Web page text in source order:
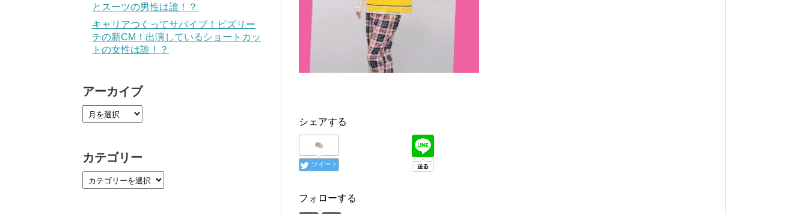
シェアする
ツイート
フォローする
とスーツの男性は誰！？
キャリアつくってサバイブ！ビズリー
チの新CM！出演しているショートカッ
トの女性は誰！？
アーカイブ
カテゴリー